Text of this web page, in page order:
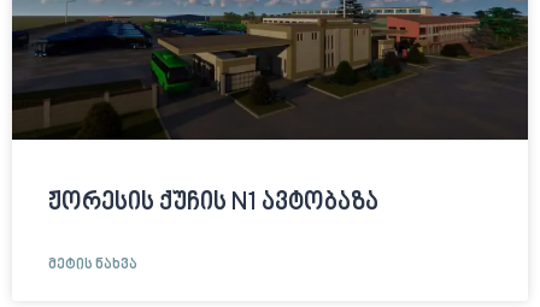
ჟორესის ქუჩის N1 ავტობაზა
ᲛᲔᲢᲘᲡ ᲜᲐᲮᲕᲐ